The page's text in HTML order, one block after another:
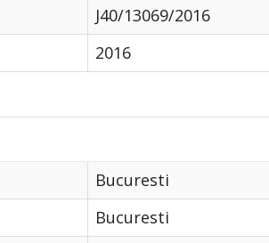
J40/13069/2016
2016
Bucuresti
Bucuresti